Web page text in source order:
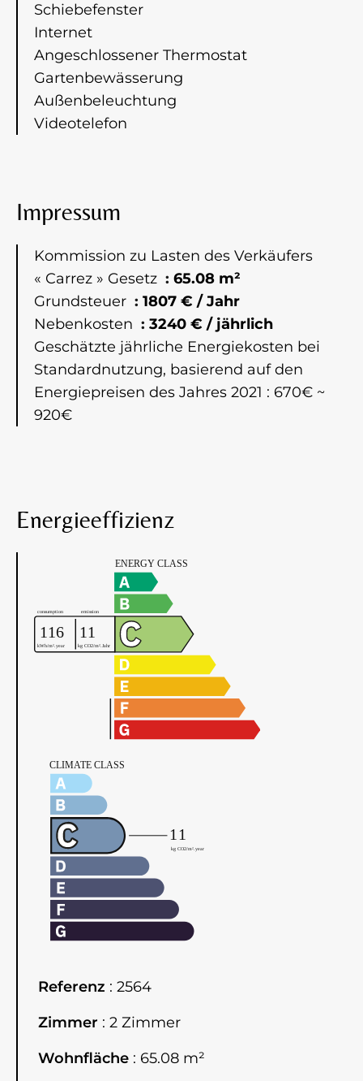
Schiebefenster
Internet
Angeschlossener Thermostat
Gartenbewässerung
Außenbeleuchtung
Videotelefon
Impressum
Kommission zu Lasten des Verkäufers
« Carrez » Gesetz
65.08 m²
Grundsteuer
1807 € / Jahr
Nebenkosten
3240 € / jährlich
Geschätzte jährliche Energiekosten bei
Standardnutzung, basierend auf den
Energiepreisen des Jahres 2021 : 670€ ~
920€
Energieeffizienz
Referenz
2564
Zimmer
2 Zimmer
Wohnfläche
65.08 m²